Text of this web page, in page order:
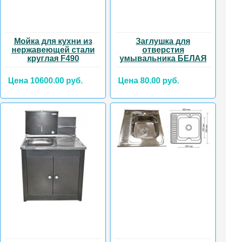
Мойка для кухни из
нержавеющей стали
круглая F490
Цена 10600.00 руб.
Заглушка для
отверстия
умывальника БЕЛАЯ
Цена 80.00 руб.